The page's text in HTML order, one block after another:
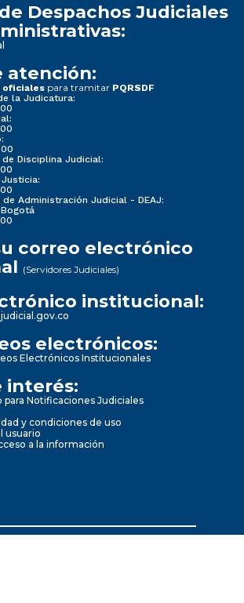
Despachos Judiciales
atención:
oficiales para tramitar PQRSDF
la Judicatura:
Disciplina Judicial:
de Administración Judicial - DEAJ:
correo electrónico
(Servidores Judiciales)
institucional:
electrónicos:
Electrónicos Institucionales
interés:
Notificaciones Judiciales
y condiciones de uso
usuario
a la información